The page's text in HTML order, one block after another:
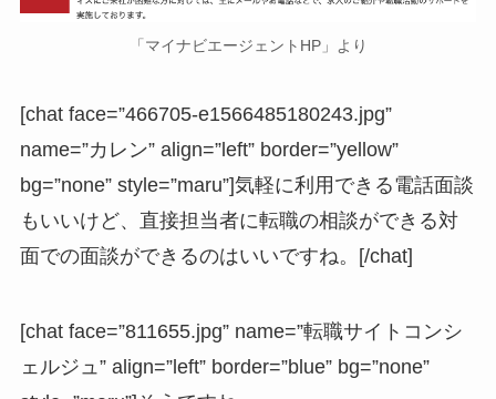
「マイナビエージェントHP」より
[chat face=”466705-e1566485180243.jpg”
name=”カレン” align=”left” border=”yellow”
bg=”none” style=”maru”]気軽に利用できる電話面談
もいいけど、直接担当者に転職の相談ができる対
面での面談ができるのはいいですね。[/chat]
[chat face=”811655.jpg” name=”転職サイトコンシ
ェルジュ” align=”left” border=”blue” bg=”none”